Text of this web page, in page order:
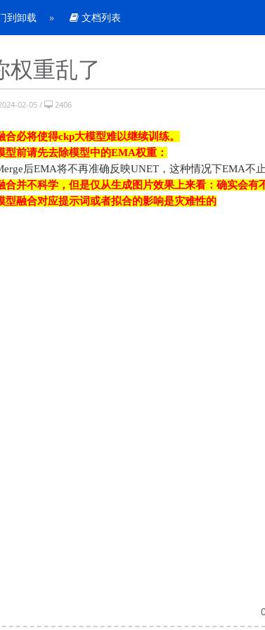
到卸载 文档列表
权重乱了
02-05 / 2406
合必将使得ckp大模型难以继续训练。
型前请先去除模型中的EMA权重：
后EMA将不再准确反映UNET，这种情况下EMA不
合并不科学，但是仅从生成图片效果上来看：确实会有
型融合对应提示词或者拟合的影响是灾难性的